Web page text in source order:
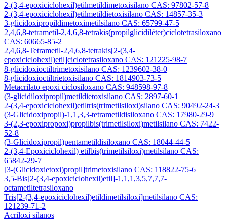
2-(3,4-epoxiciclohexil)etilmetildimetoxisilano CAS: 97802-57-8
2-(3,4-epoxiciclohexil)etilmetildietoxisilano CAS: 14857-35-3
3-glicidoxipropildimetoximetilsilano CAS: 65799-47-5
2,4,6,8-tetrametil-2,4,6,8-tetrakis(propilglicidiléter)ciclotetrasiloxano
CAS: 60665-85-2
2,4,6,8-Tetrametil-2,4,6,8-tetrakis[2-(3,4-
epoxiciclohexil)etil]ciclotetrasiloxano CAS: 121225-98-7
8-glicidoxioctiltrimetoxisilano CAS: 1239602-38-0
8-glicidoxioctiltrietoxisilano CAS: 1814903-73-5
Metacrilato epoxi ciclosiloxano CAS: 948598-97-8
(3-glicidiloxipropil)metildietoxisilano CAS: 2897-60-1
2-(3,4-epoxiciclohexil)etiltris(trimetilsiloxi)silano CAS: 90492-24-3
(3-Glicidoxipropil)-1,1,3,3-tetrametildisiloxano CAS: 17980-29-9
3-(2,3-epoxipropoxi)propilbis(trimetilsiloxi)metilsilano CAS: 7422-
52-8
(3-Glicidoxipropil)pentametildisiloxano CAS: 18044-44-5
2-(3,4-Epoxiciclohexil) etilbis(trimetilsiloxi)metilsilano CAS:
65842-29-7
[3-(Glicidoxietoxi)propil]trimetoxisilano CAS: 118822-75-6
3,5-Bis[2-(3,4-epoxiciclohexil)etil]-1,1,1,3,5,7,7,7-
octametiltetrasiloxano
Tris[2-(3,4-epoxiciclohexil)etildimetilsiloxi]metilsilano CAS:
121239-71-2
Acriloxi silanos